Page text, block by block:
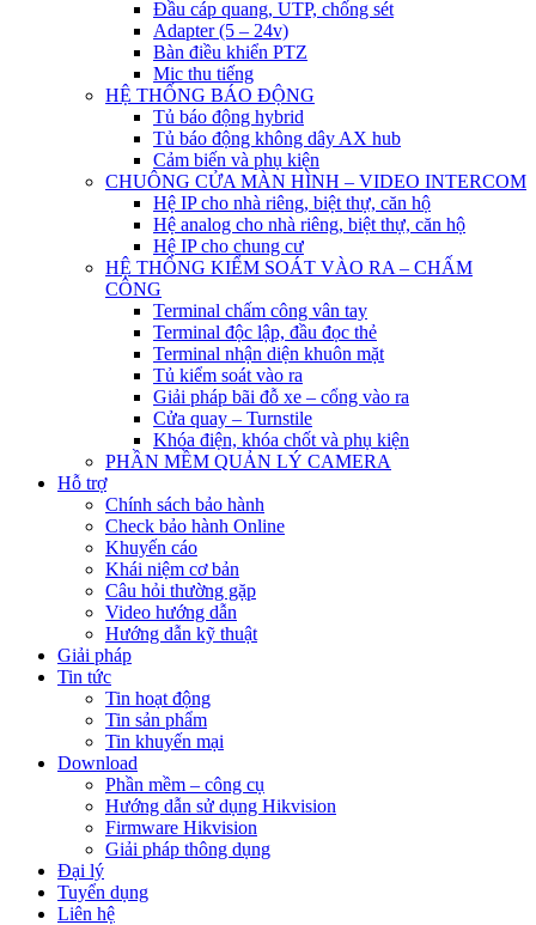
Đầu cáp quang, UTP, chống sét
Adapter (5 – 24v)
Bàn điều khiển PTZ
Mic thu tiếng
HỆ THỐNG BÁO ĐỘNG
Tủ báo động hybrid
Tủ báo động không dây AX hub
Cảm biến và phụ kiện
CHUÔNG CỬA MÀN HÌNH – VIDEO INTERCOM
Hệ IP cho nhà riêng, biệt thự, căn hộ
Hệ analog cho nhà riêng, biệt thự, căn hộ
Hệ IP cho chung cư
HỆ THỐNG KIỂM SOÁT VÀO RA – CHẤM
CÔNG
Terminal chấm công vân tay
Terminal độc lập, đầu đọc thẻ
Terminal nhận diện khuôn mặt
Tủ kiểm soát vào ra
Giải pháp bãi đỗ xe – cổng vào ra
Cửa quay – Turnstile
Khóa điện, khóa chốt và phụ kiện
PHẦN MỀM QUẢN LÝ CAMERA
Hỗ trợ
Chính sách bảo hành
Check bảo hành Online
Khuyến cáo
Khái niệm cơ bản
Câu hỏi thường gặp
Video hướng dẫn
Hướng dẫn kỹ thuật
Giải pháp
Tin tức
Tin hoạt động
Tin sản phẩm
Tin khuyến mại
Download
Phần mềm – công cụ
Hướng dẫn sử dụng Hikvision
Firmware Hikvision
Giải pháp thông dụng
Đại lý
Tuyển dụng
Liên hệ